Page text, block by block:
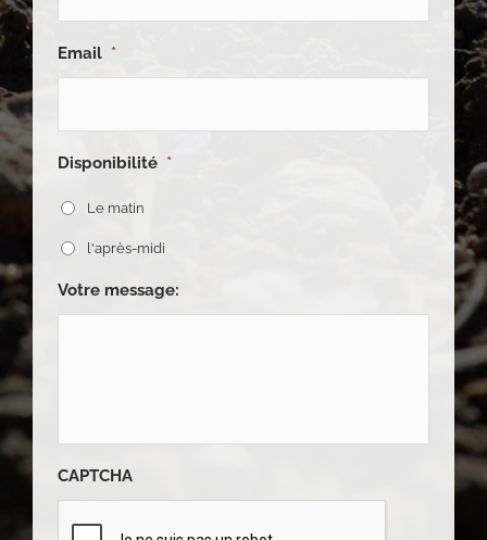
Email *
Disponibilité *
Le matin
l'après-midi
Votre message:
CAPTCHA